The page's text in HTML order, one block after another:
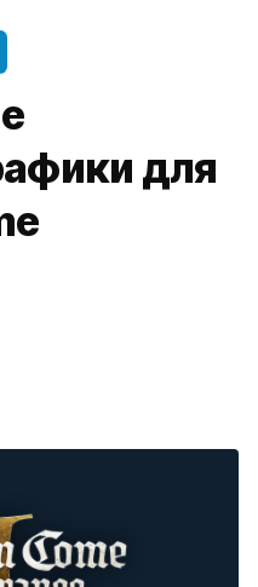
для